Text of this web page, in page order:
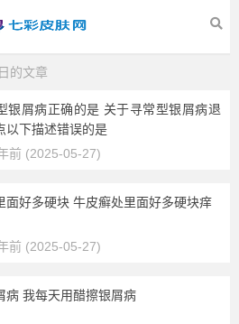
的文章
银屑病正确的是 关于寻常型银屑病退
以下描述错误的是
前 (2025-05-27)
面好多硬块 牛皮癣处里面好多硬块痒
前 (2025-05-27)
病 我每天用醋擦银屑病